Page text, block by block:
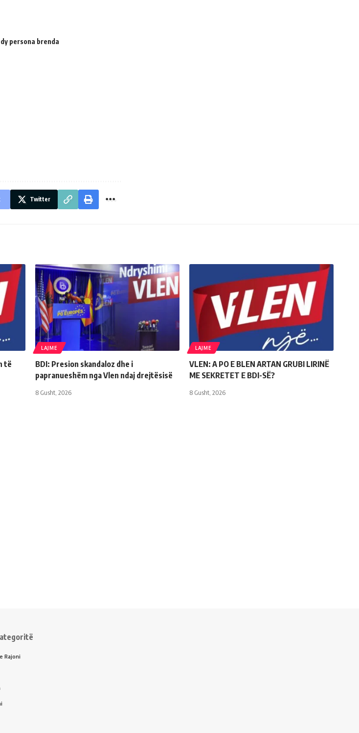
persona brenda
Twitter
të
LAJME
BDI: Presion skandaloz dhe i
papranueshëm nga Vlen ndaj drejtësisë
8 Gusht, 2026
LAJME
VLEN: A PO E BLEN ARTAN GRUBI LIRINË
ME SEKRETET E BDI-SË?
8 Gusht, 2026
Rajoni